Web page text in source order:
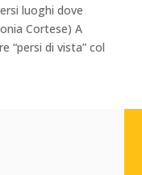
luoghi dove
Cortese) A
“persi di vista” col